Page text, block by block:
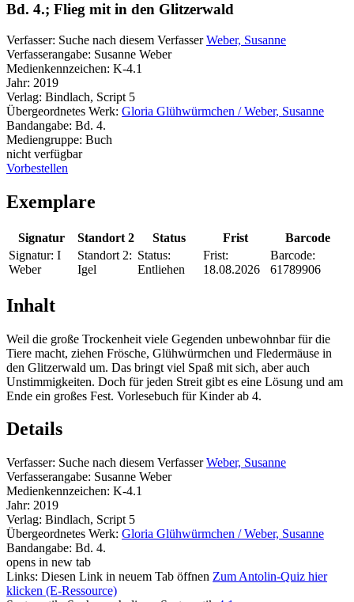
Bd. 4.; Flieg mit in den Glitzerwald
Verfasser: Suche nach diesem Verfasser Weber, Susanne
Verfasserangabe: Susanne Weber
Medienkennzeichen: K-4.1
Jahr: 2019
Verlag: Bindlach, Script 5
Übergeordnetes Werk: Gloria Glühwürmchen / Weber, Susanne
Bandangabe: Bd. 4.
Mediengruppe: Buch
nicht verfügbar
Vorbestellen
Exemplare
Signatur Standort 2 Status Frist
Barcode
Signatur: I
Weber
Standort 2:
Igel
Status:
Entliehen
Frist:
18.08.2026
Barcode:
61789906
Inhalt
Weil die große Trockenheit viele Gegenden unbewohnbar für die
Tiere macht, ziehen Frösche, Glühwürmchen und Fledermäuse in
den Glitzerwald um. Das bringt viel Spaß mit sich, aber auch
Unstimmigkeiten. Doch für jeden Streit gibt es eine Lösung und am
Ende ein großes Fest. Vorlesebuch für Kinder ab 4.
Details
Verfasser: Suche nach diesem Verfasser Weber, Susanne
Verfasserangabe: Susanne Weber
Medienkennzeichen: K-4.1
Jahr: 2019
Verlag: Bindlach, Script 5
Übergeordnetes Werk: Gloria Glühwürmchen / Weber, Susanne
Bandangabe: Bd. 4.
opens in new tab
Links: Diesen Link in neuem Tab öffnen Zum Antolin-Quiz hier
klicken (E-Ressource)